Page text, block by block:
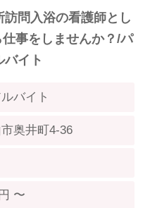
合わせの内容を
さい
求人を探す
リング
イルとは
訪問入浴の看護師とし
事をしませんか？/パ
バイト
バイト
奥井町4-36
円 〜